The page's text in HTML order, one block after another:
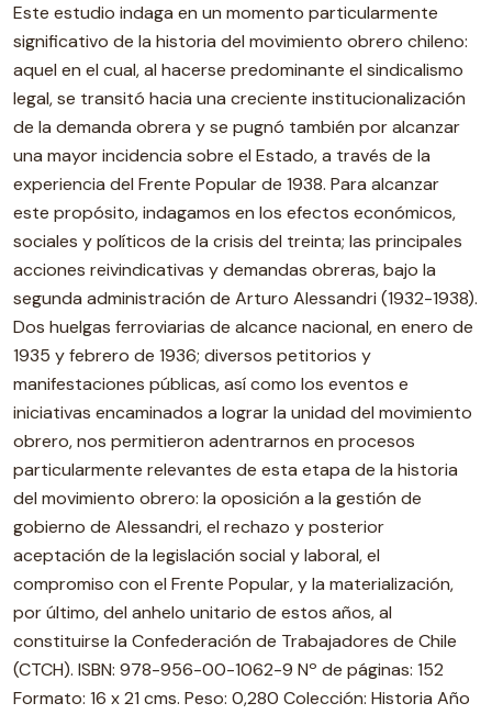
Este estudio indaga en un momento particularmente
significativo de la historia del movimiento obrero chileno:
aquel en el cual, al hacerse predominante el sindicalismo
legal, se transitó hacia una creciente institucionalización
de la demanda obrera y se pugnó también por alcanzar
una mayor incidencia sobre el Estado, a través de la
experiencia del Frente Popular de 1938. Para alcanzar
este propósito, indagamos en los efectos económicos,
sociales y políticos de la crisis del treinta; las principales
acciones reivindicativas y demandas obreras, bajo la
segunda administración de Arturo Alessandri (1932-1938).
Dos huelgas ferroviarias de alcance nacional, en enero de
1935 y febrero de 1936; diversos petitorios y
manifestaciones públicas, así como los eventos e
iniciativas encaminados a lograr la unidad del movimiento
obrero, nos permitieron adentrarnos en procesos
particularmente relevantes de esta etapa de la historia
del movimiento obrero: la oposición a la gestión de
gobierno de Alessandri, el rechazo y posterior
aceptación de la legislación social y laboral, el
compromiso con el Frente Popular, y la materialización,
por último, del anhelo unitario de estos años, al
constituirse la Confederación de Trabajadores de Chile
(CTCH). ISBN: 978-956-00-1062-9 Nº de páginas: 152
Formato: 16 x 21 cms. Peso: 0,280 Colección: Historia Año